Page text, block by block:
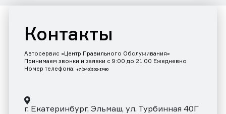
Контакты
Автосервис «Центр Правильного Обслуживания»
Принимаем звонки и заявки с 9:00 до 21:00 Ежедневно
Номер телефона: +7 (343)302-17-80
г. Екатеринбург, Эльмаш, ул. Турбинная 40Г